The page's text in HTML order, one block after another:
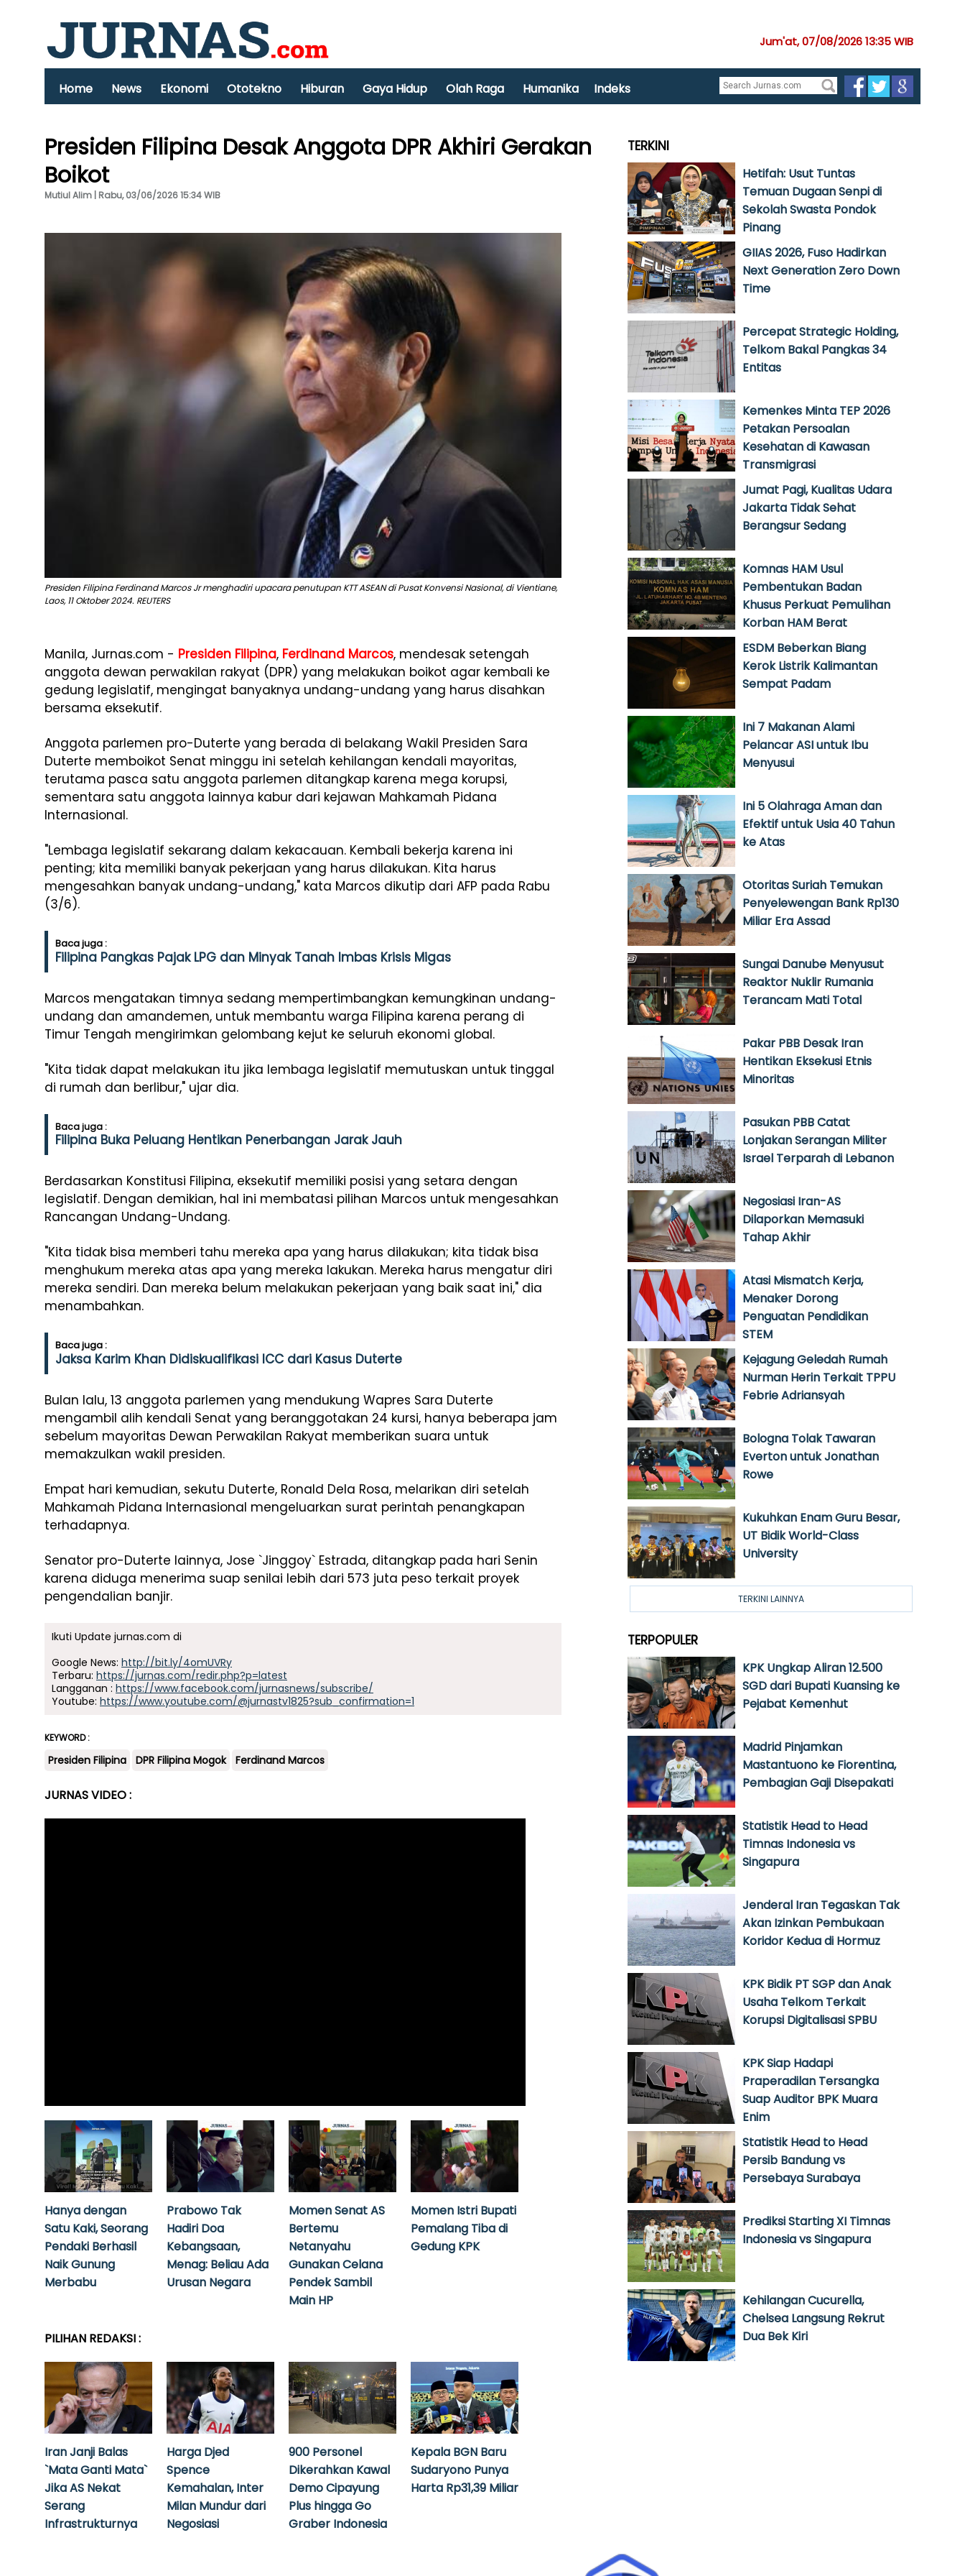
Jum'at, 07/08/2026 13:35 WIB
Home News Ekonomi Ototekno Hiburan Gaya Hidup Olah Raga Humanika Indeks
Presiden Filipina Desak Anggota DPR Akhiri Gerakan
Boikot
Mutiul Alim | Rabu, 03/06/2026 15:34 WIB
Presiden Filipina Ferdinand Marcos Jr menghadiri upacara penutupan KTT ASEAN di Pusat Konvensi Nasional, di Vientiane,
Laos, 11 Oktober 2024. REUTERS
Manila, Jurnas.com - Presiden Filipina, Ferdinand Marcos, mendesak setengah
anggota dewan perwakilan rakyat (DPR) yang melakukan boikot agar kembali ke
gedung legislatif, mengingat banyaknya undang-undang yang harus disahkan
bersama eksekutif.
Anggota parlemen pro-Duterte yang berada di belakang Wakil Presiden Sara
Duterte memboikot Senat minggu ini setelah kehilangan kendali mayoritas,
terutama pasca satu anggota parlemen ditangkap karena mega korupsi,
sementara satu anggota lainnya kabur dari kejawan Mahkamah Pidana
Internasional.
"Lembaga legislatif sekarang dalam kekacauan. Kembali bekerja karena ini
penting; kita memiliki banyak pekerjaan yang harus dilakukan. Kita harus
mengesahkan banyak undang-undang," kata Marcos dikutip dari AFP pada Rabu
(3/6).
Baca juga :
Filipina Pangkas Pajak LPG dan Minyak Tanah Imbas Krisis Migas
Marcos mengatakan timnya sedang mempertimbangkan kemungkinan undang-
undang dan amandemen, untuk membantu warga Filipina karena perang di
Timur Tengah mengirimkan gelombang kejut ke seluruh ekonomi global.
"Kita tidak dapat melakukan itu jika lembaga legislatif memutuskan untuk tinggal
di rumah dan berlibur," ujar dia.
Baca juga :
Filipina Buka Peluang Hentikan Penerbangan Jarak Jauh
Berdasarkan Konstitusi Filipina, eksekutif memiliki posisi yang setara dengan
legislatif. Dengan demikian, hal ini membatasi pilihan Marcos untuk mengesahkan
Rancangan Undang-Undang.
"Kita tidak bisa memberi tahu mereka apa yang harus dilakukan; kita tidak bisa
menghukum mereka atas apa yang mereka lakukan. Mereka harus mengatur diri
mereka sendiri. Dan mereka belum melakukan pekerjaan yang baik saat ini," dia
menambahkan.
Baca juga :
Jaksa Karim Khan Didiskualifikasi ICC dari Kasus Duterte
Bulan lalu, 13 anggota parlemen yang mendukung Wapres Sara Duterte
mengambil alih kendali Senat yang beranggotakan 24 kursi, hanya beberapa jam
sebelum mayoritas Dewan Perwakilan Rakyat memberikan suara untuk
memakzulkan wakil presiden.
Empat hari kemudian, sekutu Duterte, Ronald Dela Rosa, melarikan diri setelah
Mahkamah Pidana Internasional mengeluarkan surat perintah penangkapan
terhadapnya.
Senator pro-Duterte lainnya, Jose `Jinggoy` Estrada, ditangkap pada hari Senin
karena diduga menerima suap senilai lebih dari 573 juta peso terkait proyek
pengendalian banjir.
Ikuti Update jurnas.com di
Google News: http://bit.ly/4omUVRy
Terbaru: https://jurnas.com/redir.php?p=latest
Langganan : https://www.facebook.com/jurnasnews/subscribe/
Youtube: https://www.youtube.com/@jurnastv1825?sub_confirmation=1
KEYWORD :
Presiden Filipina DPR Filipina Mogok Ferdinand Marcos
JURNAS VIDEO :
Hanya dengan
Satu Kaki, Seorang
Pendaki Berhasil
Naik Gunung
Merbabu
Prabowo Tak
Hadiri Doa
Kebangsaan,
Menag: Beliau Ada
Urusan Negara
Momen Senat AS
Bertemu
Netanyahu
Gunakan Celana
Pendek Sambil
Main HP
Momen Istri Bupati
Pemalang Tiba di
Gedung KPK
PILIHAN REDAKSI :
Iran Janji Balas
`Mata Ganti Mata`
Jika AS Nekat
Serang
Infrastrukturnya
Harga Djed
Spence
Kemahalan, Inter
Milan Mundur dari
Negosiasi
900 Personel
Dikerahkan Kawal
Demo Cipayung
Plus hingga Go
Graber Indonesia
Kepala BGN Baru
Sudaryono Punya
Harta Rp31,39 Miliar
TERKINI
Hetifah: Usut Tuntas
Temuan Dugaan Senpi di
Sekolah Swasta Pondok
Pinang
GIIAS 2026, Fuso Hadirkan
Next Generation Zero Down
Time
Percepat Strategic Holding,
Telkom Bakal Pangkas 34
Entitas
Kemenkes Minta TEP 2026
Petakan Persoalan
Kesehatan di Kawasan
Transmigrasi
Jumat Pagi, Kualitas Udara
Jakarta Tidak Sehat
Berangsur Sedang
Komnas HAM Usul
Pembentukan Badan
Khusus Perkuat Pemulihan
Korban HAM Berat
ESDM Beberkan Biang
Kerok Listrik Kalimantan
Sempat Padam
Ini 7 Makanan Alami
Pelancar ASI untuk Ibu
Menyusui
Ini 5 Olahraga Aman dan
Efektif untuk Usia 40 Tahun
ke Atas
Otoritas Suriah Temukan
Penyelewengan Bank Rp130
Miliar Era Assad
Sungai Danube Menyusut
Reaktor Nuklir Rumania
Terancam Mati Total
Pakar PBB Desak Iran
Hentikan Eksekusi Etnis
Minoritas
Pasukan PBB Catat
Lonjakan Serangan Militer
Israel Terparah di Lebanon
Negosiasi Iran-AS
Dilaporkan Memasuki
Tahap Akhir
Atasi Mismatch Kerja,
Menaker Dorong
Penguatan Pendidikan
STEM
Kejagung Geledah Rumah
Nurman Herin Terkait TPPU
Febrie Adriansyah
Bologna Tolak Tawaran
Everton untuk Jonathan
Rowe
Kukuhkan Enam Guru Besar,
UT Bidik World-Class
University
TERKINI LAINNYA
TERPOPULER
KPK Ungkap Aliran 12.500
SGD dari Bupati Kuansing ke
Pejabat Kemenhut
Madrid Pinjamkan
Mastantuono ke Fiorentina,
Pembagian Gaji Disepakati
Statistik Head to Head
Timnas Indonesia vs
Singapura
Jenderal Iran Tegaskan Tak
Akan Izinkan Pembukaan
Koridor Kedua di Hormuz
KPK Bidik PT SGP dan Anak
Usaha Telkom Terkait
Korupsi Digitalisasi SPBU
KPK Siap Hadapi
Praperadilan Tersangka
Suap Auditor BPK Muara
Enim
Statistik Head to Head
Persib Bandung vs
Persebaya Surabaya
Prediksi Starting XI Timnas
Indonesia vs Singapura
Kehilangan Cucurella,
Chelsea Langsung Rekrut
Dua Bek Kiri